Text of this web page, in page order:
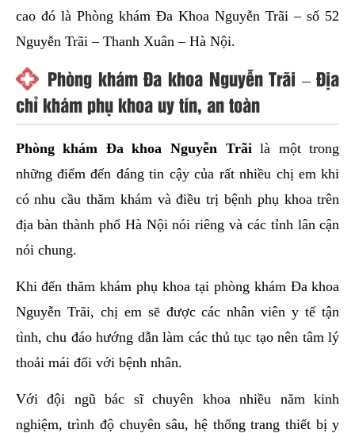
cao đó là Phòng khám Đa Khoa Nguyễn Trãi – số 52
Nguyễn Trãi – Thanh Xuân – Hà Nội.
Phòng khám Đa khoa Nguyễn Trãi – Địa
chỉ khám phụ khoa uy tín, an toàn
Phòng khám Đa khoa Nguyễn Trãi là một trong
những điểm đến đáng tin cậy của rất nhiều chị em khi
có nhu cầu thăm khám và điều trị bệnh phụ khoa trên
địa bàn thành phố Hà Nội nói riêng và các tỉnh lân cận
nói chung.
Khi đến thăm khám phụ khoa tại phòng khám Đa khoa
Nguyễn Trãi, chị em sẽ được các nhân viên y tế tận
tình, chu đáo hướng dẫn làm các thủ tục tạo nên tâm lý
thoải mái đối với bệnh nhân.
Với đội ngũ bác sĩ chuyên khoa nhiều năm kinh
nghiệm, trình độ chuyên sâu, hệ thống trang thiết bị y